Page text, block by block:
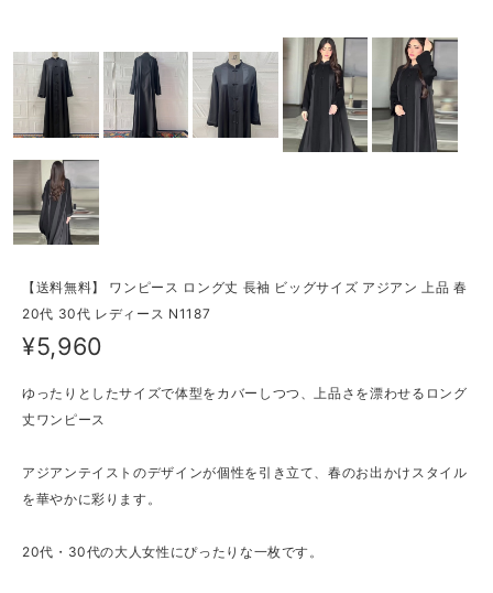
【送料無料】 ワンピース ロング丈 長袖 ビッグサイズ アジアン 上品 春
20代 30代 レディース N1187
¥5,960
ゆったりとしたサイズで体型をカバーしつつ、上品さを漂わせるロング
丈ワンピース
アジアンテイストのデザインが個性を引き立て、春のお出かけスタイル
を華やかに彩ります。
20代・30代の大人女性にぴったりな一枚です。